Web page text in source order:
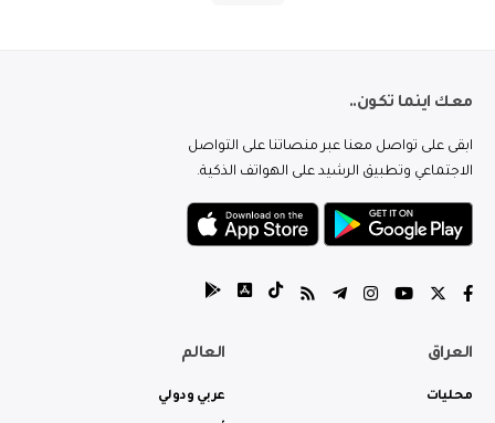
معك اينما تكون..
ابقى على تواصل معنا عبر منصاتنا على التواصل
الاجتماعي وتطبيق الرشيد على الهواتف الذكية.
العراق
محليات
العالم
عربي ودولي